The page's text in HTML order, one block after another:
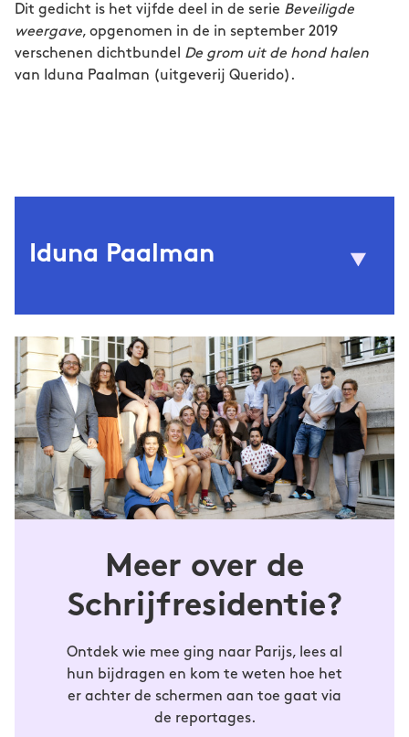
Dit gedicht is het vijfde deel in de serie Beveiligde
weergave, opgenomen in de in september 2019
verschenen dichtbundel De grom uit de hond halen
van Iduna Paalman (uitgeverij Querido).
Iduna Paalman
Iduna Paalman(1991) schrijft poëzie, proza en
toneelteksten. Haar werk verscheen onder
andere inDe Gids, Revisor, Het Liegend
Konijnen NRC Handelsblad. Ook is ze vaste
columnist voor het platform Hard//hoofd. Ze
studeerde Duits en geschiedenis in
Amsterdam en Berlijn.
Meer over de
Schrijfresidentie?
Ontdek wie mee ging naar Parijs, lees al
hun bijdragen en kom te weten hoe het
er achter de schermen aan toe gaat via
de reportages.